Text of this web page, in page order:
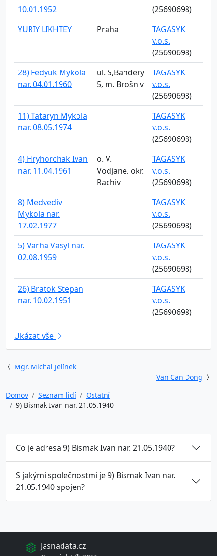
10.01.1952
(25690698)
YURIY LIKHTEY
Praha
TAGASYK
v.o.s.
(25690698)
28) Fedyuk Mykola
nar. 04.01.1960
ul. S,Bandery
5, m. Brošniv
TAGASYK
v.o.s.
(25690698)
11) Tataryn Mykola
nar. 08.05.1974
TAGASYK
v.o.s.
(25690698)
4) Hryhorchak Ivan
nar. 11.04.1961
o. V.
Vodjane, okr.
Rachiv
TAGASYK
v.o.s.
(25690698)
8) Medvediv
Mykola nar.
17.02.1977
TAGASYK
v.o.s.
(25690698)
5) Varha Vasyl nar.
02.08.1959
TAGASYK
v.o.s.
(25690698)
26) Bratok Stepan
nar. 10.02.1951
TAGASYK
v.o.s.
(25690698)
Ukázat vše
Mgr. Michal Jelínek
Van Can Dong
Domov
Seznam lidí
Ostatní
9) Bismak Ivan nar. 21.05.1940
Co je adresa 9) Bismak Ivan nar. 21.05.1940?
S jakými společnostmi je 9) Bismak Ivan nar.
21.05.1940 spojen?
Jasnadata.cz